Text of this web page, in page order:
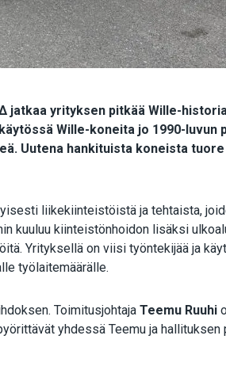
jatkaa yrityksen pitkää Wille-
Wille-koneita jo 1990-luvun
Uutena hankituista koneista
liikekiinteistöistä ja tehtaista,
kuuluu kiinteistönhoidon lisäksi
Yrityksellä on viisi työntekijää ja
työlaitemäärälle.
Toimitusjohtaja Teemu Ruuhi
yhdessä Teemu ja hallituksen